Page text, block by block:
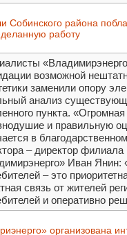
Собинского района
работу
возможной
заменили опору
анализ
пункта.
и правильную
в
– директор
Иван Янин:
– это
связь от жителей
и оперативно
организована